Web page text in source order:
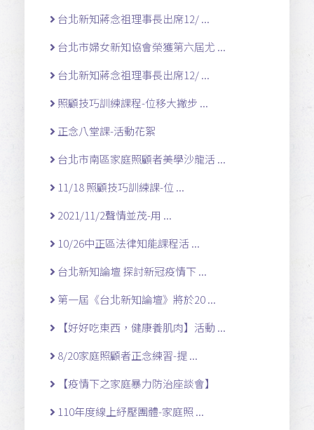
台北新知蔣念祖理事長出席12/ ...
台北市婦女新知協會榮獲第六屆尤 ...
台北新知蔣念祖理事長出席12/ ...
照顧技巧訓練課程-位移大撇步 ...
正念八堂課-活動花絮
台北市南區家庭照顧者美學沙龍活 ...
11/18 照顧技巧訓練課-位 ...
2021/11/2聲情並茂-用 ...
10/26中正區法律知能課程活 ...
台北新知論壇 探討新冠疫情下 ...
第一屆《台北新知論壇》將於20 ...
【好好吃東西，健康養肌肉】活動 ...
8/20家庭照顧者正念練習-提 ...
【疫情下之家庭暴力防治座談會】
110年度線上紓壓團體-家庭照 ...